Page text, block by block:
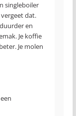
singleboiler
dat.
en
Je koffie
Je molen